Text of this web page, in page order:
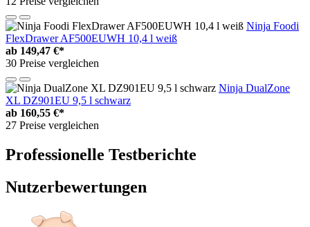
Ninja Foodi
FlexDrawer AF500EUWH 10,4 l weiß
ab 149,47 €*
30 Preise vergleichen
Ninja DualZone
XL DZ901EU 9,5 l schwarz
ab 160,55 €*
27 Preise vergleichen
Professionelle Testberichte
Nutzerbewertungen